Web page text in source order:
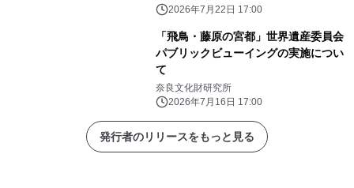
2026年7月22日 17:00
「飛鳥・藤原の宮都」世界遺産委員会
パブリックビューイングの実施につい
て
奈良文化財研究所
2026年7月16日 17:00
発行者のリリースをもっと見る